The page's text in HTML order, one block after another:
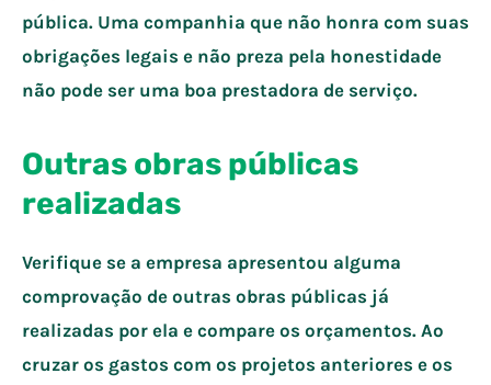
pública. Uma companhia que não honra com suas
obrigações legais e não preza pela honestidade
não pode ser uma boa prestadora de serviço.
Outras obras públicas
realizadas
Verifique se a empresa apresentou alguma
comprovação de outras obras públicas já
realizadas por ela e compare os orçamentos. Ao
cruzar os gastos com os projetos anteriores e os